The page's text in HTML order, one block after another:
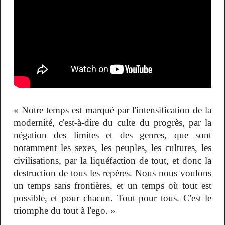
« Notre temps est marqué par l'intensification de la
modernité, c'est-à-dire du culte du progrès, par la
négation des limites et des genres, que sont
notamment les sexes, les peuples, les cultures, les
civilisations, par la liquéfaction de tout, et donc la
destruction de tous les repères. Nous nous voulons
un temps sans frontières, et un temps où tout est
possible, et pour chacun. Tout pour tous. C'est le
triomphe du tout à l'ego. »